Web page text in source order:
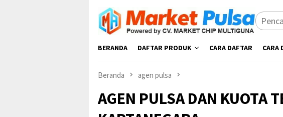
Loncat
konten
BERANDA DAFTAR PRODUK CARA DAFTAR CARA
Beranda agen pulsa
AGEN PULSA DAN KUOTA